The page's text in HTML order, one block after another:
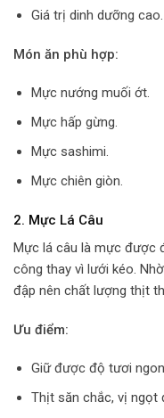
Giá trị dinh dưỡng cao.
Món ăn phù hợp:
Mực nướng muối ớt.
Mực hấp gừng.
Mực sashimi.
Mực chiên giòn.
2. Mực Lá Câu
Mực lá câu là mực được
công thay vì lưới kéo.
đập nên chất lượng thịt
Ưu điểm:
Giữ được độ tươi
Thịt săn chắc, vị ngọt